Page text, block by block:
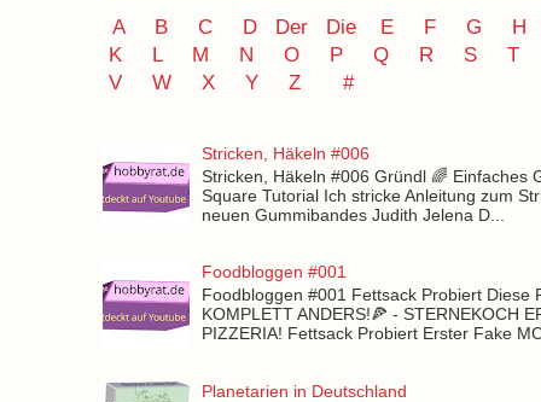
A B C D Der Die E F G
H
K
L M N O P Q R S
T
V
W X Y Z #
Stricken, Häkeln #006
Stricken, Häkeln #006 Gründl 🌈 Einfaches
Square Tutorial Ich stricke Anleitung zum
neuen Gummibandes Judith Jelena D...
Foodbloggen #001
Foodbloggen #001 Fettsack Probiert Diese
KOMPLETT ANDERS!🍕 - STERNEKOCH
PIZZERIA! Fettsack Probiert Erster Fake
Planetarien in Deutschland